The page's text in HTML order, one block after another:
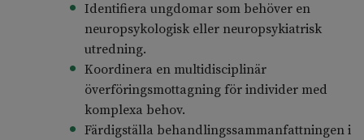
Identifiera ungdomar som behöver en
neuropsykologisk eller neuropsykiatrisk
utredning.
Koordinera en multidisciplinär
överföringsmottagning för individer med
komplexa behov.
Färdigställa behandlingssammanfattningen i